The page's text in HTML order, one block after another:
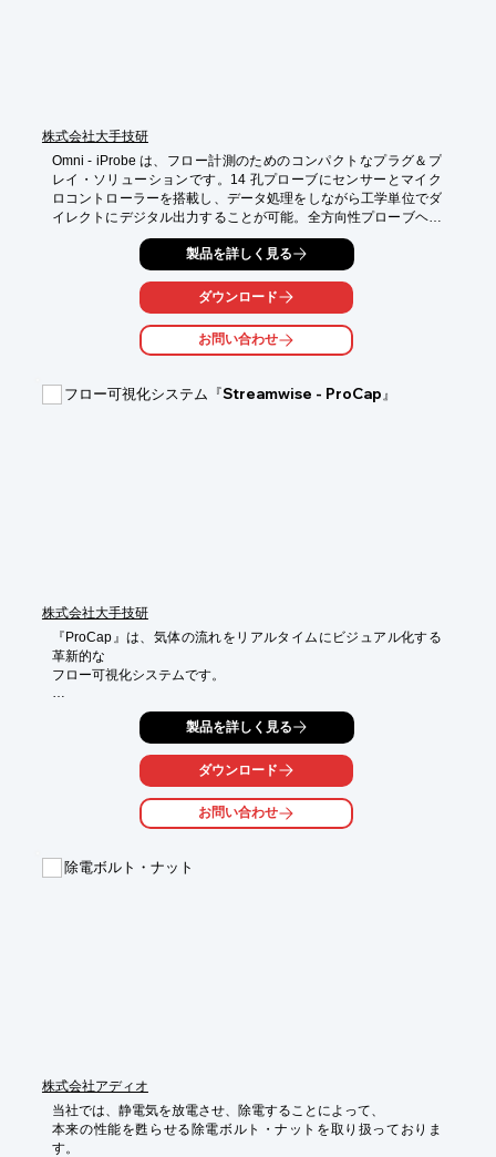
株式会社大手技研
Omni - iProbe は、フロー計測のためのコンパクトなプラグ＆プ
レイ・ソリューションです。14 孔プローブにセンサーとマイク
ロコントローラーを搭載し、データ処理をしながら工学単位でダ
イレクトにデジタル出力することが可能。全方向性プローブヘッ
ドにより最大で±160°の流入角において計測ができ、迎え角が不
明な場合や逆流が予想される用途に特に効果的です。
このシステムは、フィールドや研究室での計測に適しており、各
種PC に接続して使用できます。オプションの VectoVis Pro と一
緒に使用することで、計測データをリアルタイムにモニターして
記録することができます。
ProCap システムと組み合わせて使用することが可能です。
製品を詳しく見る
ダウンロード
お問い合わせ
フロー可視化システム『Streamwise - ProCap』
株式会社大手技研
『ProCap』は、気体の流れをリアルタイムにビジュアル化する
革新的な
フロー可視化システムです。
計測したい領域を手動でスキャンすると同時に、プローブの位置
モーションキャプチャーにより光学的に追跡しながら、リアルタ
測定データを記録。流速・流向をリアルタイムに処理して可視化
データ取得後にソフトウェアや標準的なCFD可視化・解析ツール
を使用して、
置のリアルタイム追跡
■ CFD解析ツールへのデータエクスポート機能
■ 計測に必要なツールが全てセットになったトータルパッケージ
製品を詳しく見る
ダウンロード
お問い合わせ
除電ボルト・ナット
株式会社アディオ
当社では、静電気を放電させ、除電することによって、
本来の性能を甦らせる除電ボルト・ナットを取り扱っておりま
す。